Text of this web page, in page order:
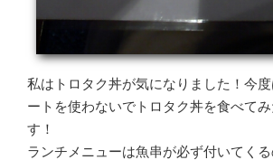
私はトロタク丼が気になりました！今
ートを使わないでトロタク丼を食べて
す！
ランチメニューは魚串が必ず付いてく